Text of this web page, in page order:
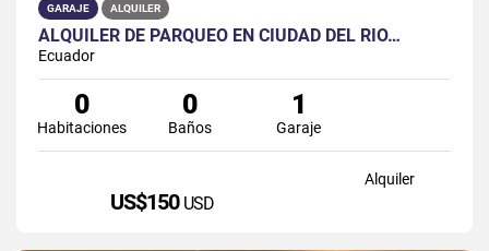
GARAJE ALQUILER
ALQUILER DE PARQUEO EN CIUDAD DEL RÍO…
Ecuador
0
Habitaciones
0
Baños
1
Garaje
Alquiler
US$150 USD